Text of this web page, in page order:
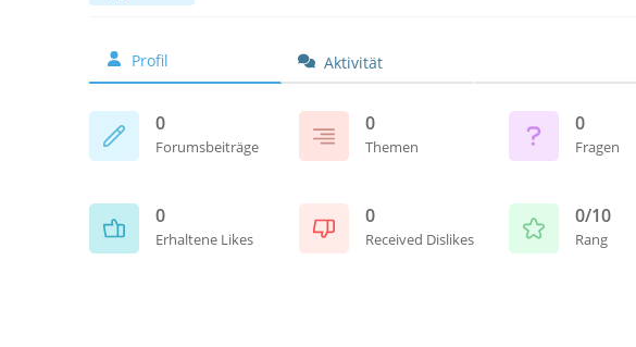
Profil Aktivität
0
Forumsbeiträge
0
Themen
0
Fragen
0
Erhaltene Likes
0
Received Dislikes
0/10
Rang